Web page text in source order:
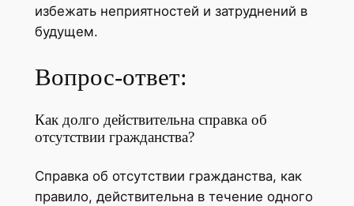
избежать неприятностей и затруднений в
будущем.
Вопрос-ответ:
Как долго действительна справка об
отсутствии гражданства?
Справка об отсутствии гражданства, как
правило, действительна в течение одного